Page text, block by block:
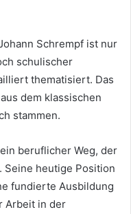
Schrempf ist nur
schulischer
thematisiert. Das
dem klassischen
stammen.
beruflicher Weg, der
Seine heutige Position
fundierte Ausbildung
Arbeit in der